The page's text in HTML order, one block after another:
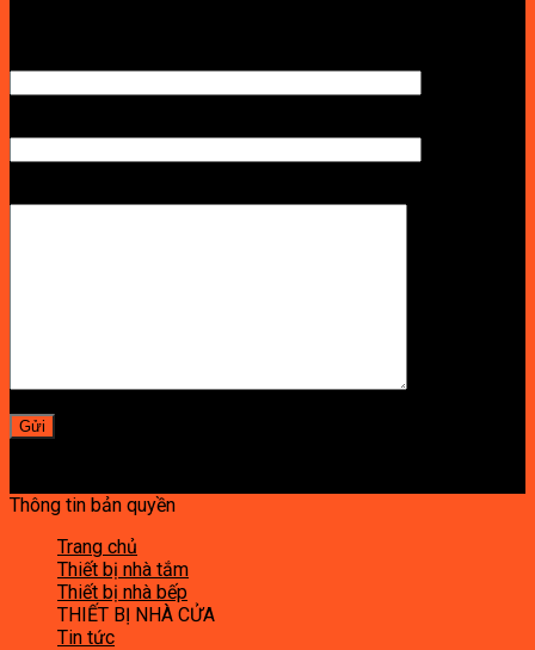
Thông tin bản quyền
Trang chủ
Thiết bị nhà tắm
Thiết bị nhà bếp
THIẾT BỊ NHÀ CỬA
Tin tức